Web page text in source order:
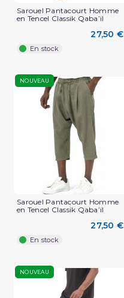
Sarouel Pantacourt Homme
en Tencel Classik Qaba’il
27,50 €
En stock
NOUVEAU
Sarouel Pantacourt Homme
en Tencel Classik Qaba’il
27,50 €
En stock
NOUVEAU